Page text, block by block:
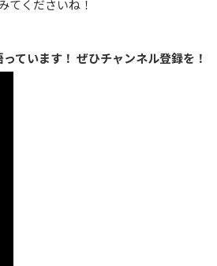
てくださいね！
ています！ ぜひチャンネル登録を！